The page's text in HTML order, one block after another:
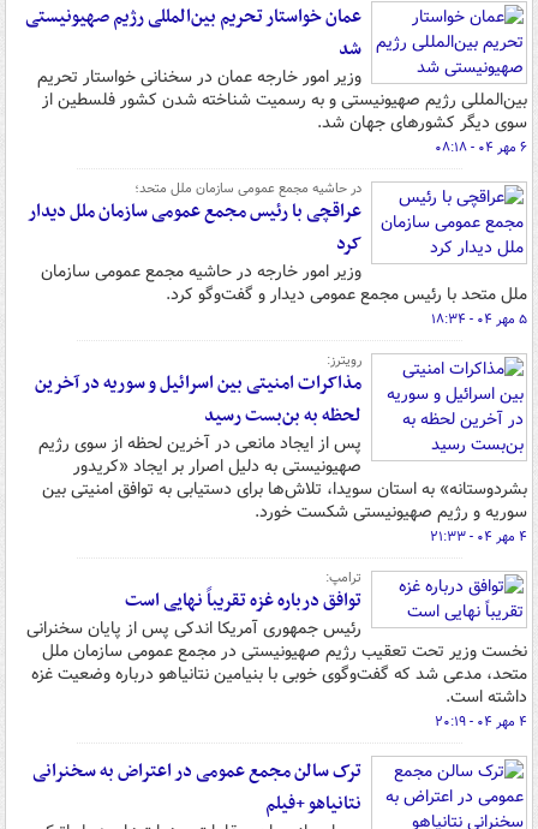
عمان خواستار تحریم بین‌المللی رژیم صهیونیستی
شد
وزیر امور خارجه عمان در سخنانی خواستار تحریم
بین‌المللی رژیم صهیونیستی و به رسمیت شناخته شدن کشور فلسطین از
سوی دیگر کشورهای جهان شد.
۶ مهر ۰۴ - ۰۸:۱۸
در حاشیه مجمع عمومی سازمان ملل متحد؛
عراقچی با رئیس مجمع عمومی سازمان ملل دیدار
کرد
وزیر امور خارجه در حاشیه مجمع عمومی سازمان
ملل متحد با رئیس مجمع عمومی دیدار و گفت‌وگو کرد.
۵ مهر ۰۴ - ۱۸:۳۴
رویترز:
مذاکرات امنیتی بین اسرائیل و سوریه در آخرین
لحظه به بن‌بست رسید
پس از ایجاد مانعی در آخرین لحظه از سوی رژیم
صهیونیستی به دلیل اصرار بر ایجاد «کریدور
بشردوستانه» به استان سویدا، تلاش‌ها برای دستیابی به توافق امنیتی بین
سوریه و رژیم صهیونیستی شکست خورد.
۴ مهر ۰۴ - ۲۱:۳۳
ترامپ:
توافق درباره غزه تقریباً نهایی است
رئیس جمهوری آمریکا اندکی پس از پایان سخنرانی
نخست وزیر تحت تعقیب رژیم صهیونیستی در مجمع عمومی سازمان ملل
متحد، مدعی شد که گفت‌وگوی خوبی با بنیامین نتانیاهو درباره وضعیت غزه
داشته است.
۴ مهر ۰۴ - ۲۰:۱۹
ترک سالن مجمع عمومی در اعتراض به سخنرانی
نتانیاهو +فیلم